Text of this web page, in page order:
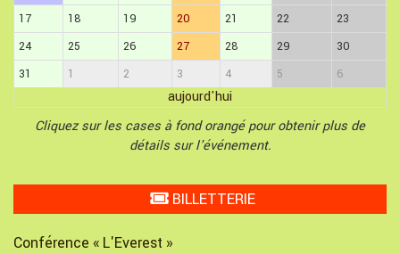
17
18 19 20 21 22
23
24
25 26 27 28 29
30
31
1 2 3 4 5 6
aujourd'hui
Cliquez sur les cases à fond orangé pour obtenir plus de
détails sur l'événement.
BILLETTERIE
Conférence « L'Everest »